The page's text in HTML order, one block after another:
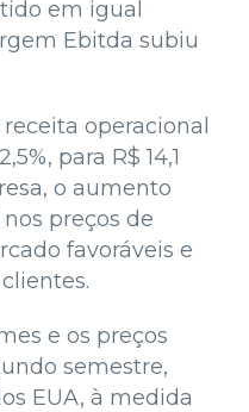
em igual
Ebitda subiu
operacional
para R$ 14,1
o aumento
preços de
favoráveis e
e os preços
semestre,
EUA, à medida